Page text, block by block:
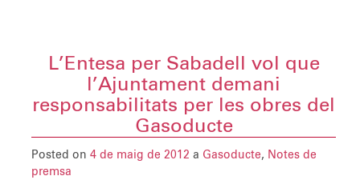
L’Entesa per Sabadell vol que
l’Ajuntament demani
responsabilitats per les obres del
Gasoducte
Posted on 4 de maig de 2012 a Gasoducte, Notes de
premsa